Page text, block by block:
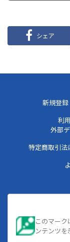
シェア
新規登録
利
外部
特定商取引法
このマー
ンテンツを